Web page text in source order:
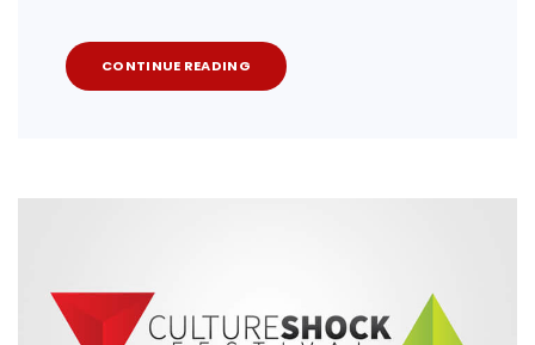
CONTINUE READING